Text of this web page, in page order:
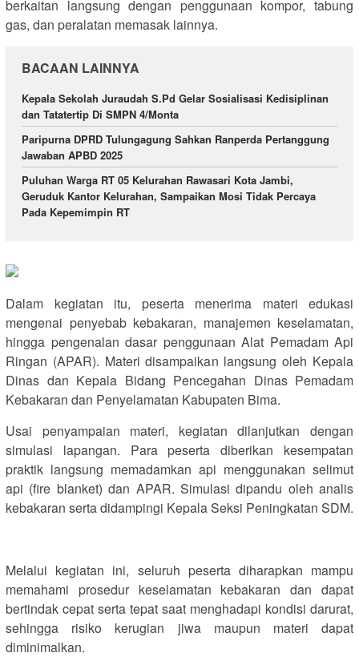
berkaitan langsung dengan penggunaan kompor, tabung
gas, dan peralatan memasak lainnya.
BACAAN LAINNYA
Kepala Sekolah Juraudah S.Pd Gelar Sosialisasi Kedisiplinan
dan Tatatertip Di SMPN 4/Monta
Paripurna DPRD Tulungagung Sahkan Ranperda Pertanggung
Jawaban APBD 2025
Puluhan Warga RT 05 Kelurahan Rawasari Kota Jambi,
Geruduk Kantor Kelurahan, Sampaikan Mosi Tidak Percaya
Pada Kepemimpin RT
Dalam kegiatan itu, peserta menerima materi edukasi
mengenai penyebab kebakaran, manajemen keselamatan,
hingga pengenalan dasar penggunaan Alat Pemadam Api
Ringan (APAR). Materi disampaikan langsung oleh Kepala
Dinas dan Kepala Bidang Pencegahan Dinas Pemadam
Kebakaran dan Penyelamatan Kabupaten Bima.
Usai penyampaian materi, kegiatan dilanjutkan dengan
simulasi lapangan. Para peserta diberikan kesempatan
praktik langsung memadamkan api menggunakan selimut
api (fire blanket) dan APAR. Simulasi dipandu oleh analis
kebakaran serta didampingi Kepala Seksi Peningkatan SDM.
Melalui kegiatan ini, seluruh peserta diharapkan mampu
memahami prosedur keselamatan kebakaran dan dapat
bertindak cepat serta tepat saat menghadapi kondisi darurat,
sehingga risiko kerugian jiwa maupun materi dapat
diminimalkan.